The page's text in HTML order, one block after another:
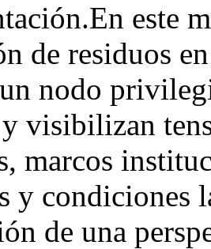
este
de residuos
nodo
visibilizan
marcos
y condiciones
de una